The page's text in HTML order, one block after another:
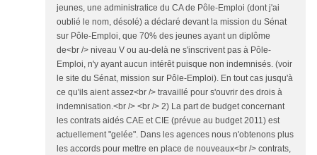
jeunes, une administratice du CA de Pôle-Emploi (dont j'ai
oublié le nom, désolé) a déclaré devant la mission du Sénat
sur Pôle-Emploi, que 70% des jeunes ayant un diplôme
de<br /> niveau V ou au-delà ne s'inscrivent pas à Pôle-
Emploi, n'y ayant aucun intérêt puisque non indemnisés. (voir
le site du Sénat, mission sur Pôle-Emploi). En tout cas jusqu'à
ce qu'ils aient assez<br /> travaillé pour s'ouvrir des drois à
indemnisation.<br /> <br /> 2) La part de budget concernant
les contrats aidés CAE et CIE (prévue au budget 2011) est
actuellement "gelée". Dans les agences nous n'obtenons plus
les accords pour mettre en place de nouveaux<br /> contrats,